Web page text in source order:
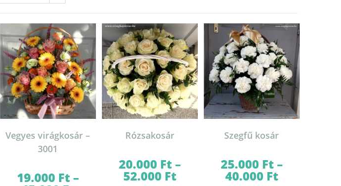
Vegyes virágkosár –
3001
19.000 Ft–
Rózsakosár
20.000 Ft–
52.000 FtÁrtartomány:
20.000 Ft
Szegfű kosár
25.000 Ft–
40.000 FtÁrtartomány:
25.000 Ft